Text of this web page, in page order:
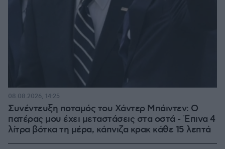
Συνέντευξη ποταμός του Χάντερ Μπάιντεν: Ο
πατέρας μου έχει μεταστάσεις στα οστά - Έπινα 4
λίτρα βότκα τη μέρα, κάπνιζα κρακ κάθε 15 λεπτά
08.08.2026, 14:25